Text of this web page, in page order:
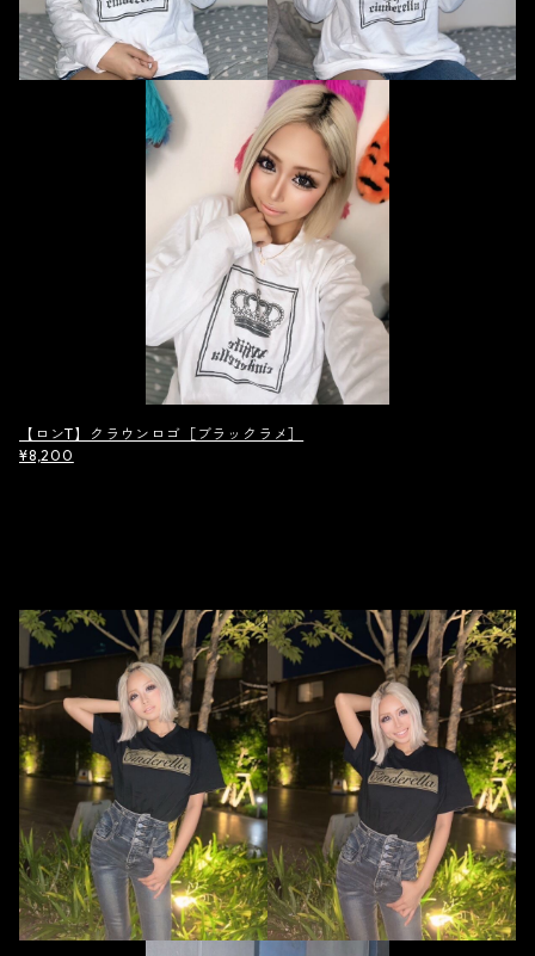
【ロンT】クラウンロゴ［ブラックラメ］
¥8,200